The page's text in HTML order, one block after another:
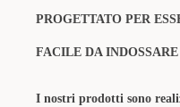
PROGETTATO PER
FACILE DA INDOSSARE
I nostri prodotti sono